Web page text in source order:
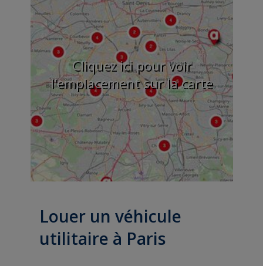
Cliquez ici pour voir
l'emplacement sur la carte
Louer un véhicule
utilitaire à Paris